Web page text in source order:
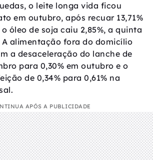
o leite longa vida ficou
em outubro, após recuar 13,71%
óleo de soja caiu 2,85%, a quinta
A alimentação fora do domicílio
a desaceleração do lanche de
para 0,30% em outubro e o
de 0,34% para 0,61% na
APÓS A PUBLICIDADE